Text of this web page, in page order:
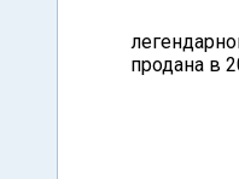
продана в